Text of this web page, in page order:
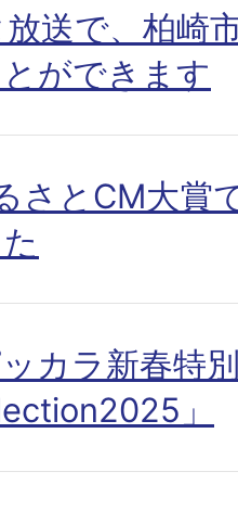
送で、柏崎
ができます
さとCM大賞
カラ新春特
」